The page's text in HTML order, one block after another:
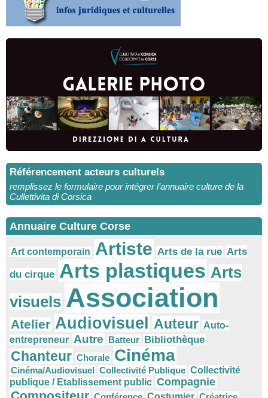
Référencement acteurs culturels
remplissez le formulaire pour intégrer l’annuaire culture de la
Cullettivita di Corsica
Annuaire Culture Corse
Art contemporain Artiste Arts de la rue Arts
du cirque Arts plastiques Arts
visuels Association
Atelier Audiovisuel Auteur Auto-
entrepreneur Autre Batteur Bibliothèque
Chanteur Chorale Cinéma
Cinéma/Audiovisuel Collectivité Publique Collectivité
publique / Etablissement public Compagnie